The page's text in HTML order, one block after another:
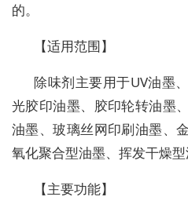
的。
【适用范围】
除味剂主要用于UV油墨
光胶印油墨、胶印轮转油墨
油墨、玻璃丝网印刷油墨、
氧化聚合型油墨、挥发干燥型
【主要功能】